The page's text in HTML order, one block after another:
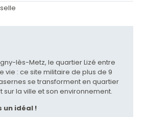
lès-Metz, le quartier Lizé entre
vie : ce site militaire de plus de 9
se transforment en quartier
la ville et son environnement.
un idéal !